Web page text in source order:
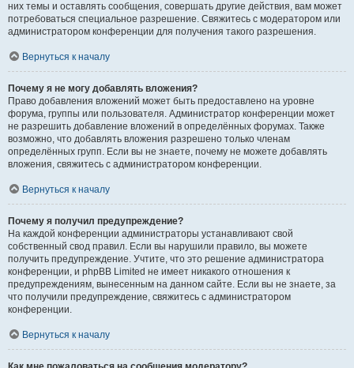
них темы и оставлять сообщения, совершать другие действия, вам может
потребоваться специальное разрешение. Свяжитесь с модератором или
администратором конференции для получения такого разрешения.
Вернуться к началу
Почему я не могу добавлять вложения?
Право добавления вложений может быть предоставлено на уровне
форума, группы или пользователя. Администратор конференции может
не разрешить добавление вложений в определённых форумах. Также
возможно, что добавлять вложения разрешено только членам
определённых групп. Если вы не знаете, почему не можете добавлять
вложения, свяжитесь с администратором конференции.
Вернуться к началу
Почему я получил предупреждение?
На каждой конференции администраторы устанавливают свой
собственный свод правил. Если вы нарушили правило, вы можете
получить предупреждение. Учтите, что это решение администратора
конференции, и phpBB Limited не имеет никакого отношения к
предупреждениям, вынесенным на данном сайте. Если вы не знаете, за
что получили предупреждение, свяжитесь с администратором
конференции.
Вернуться к началу